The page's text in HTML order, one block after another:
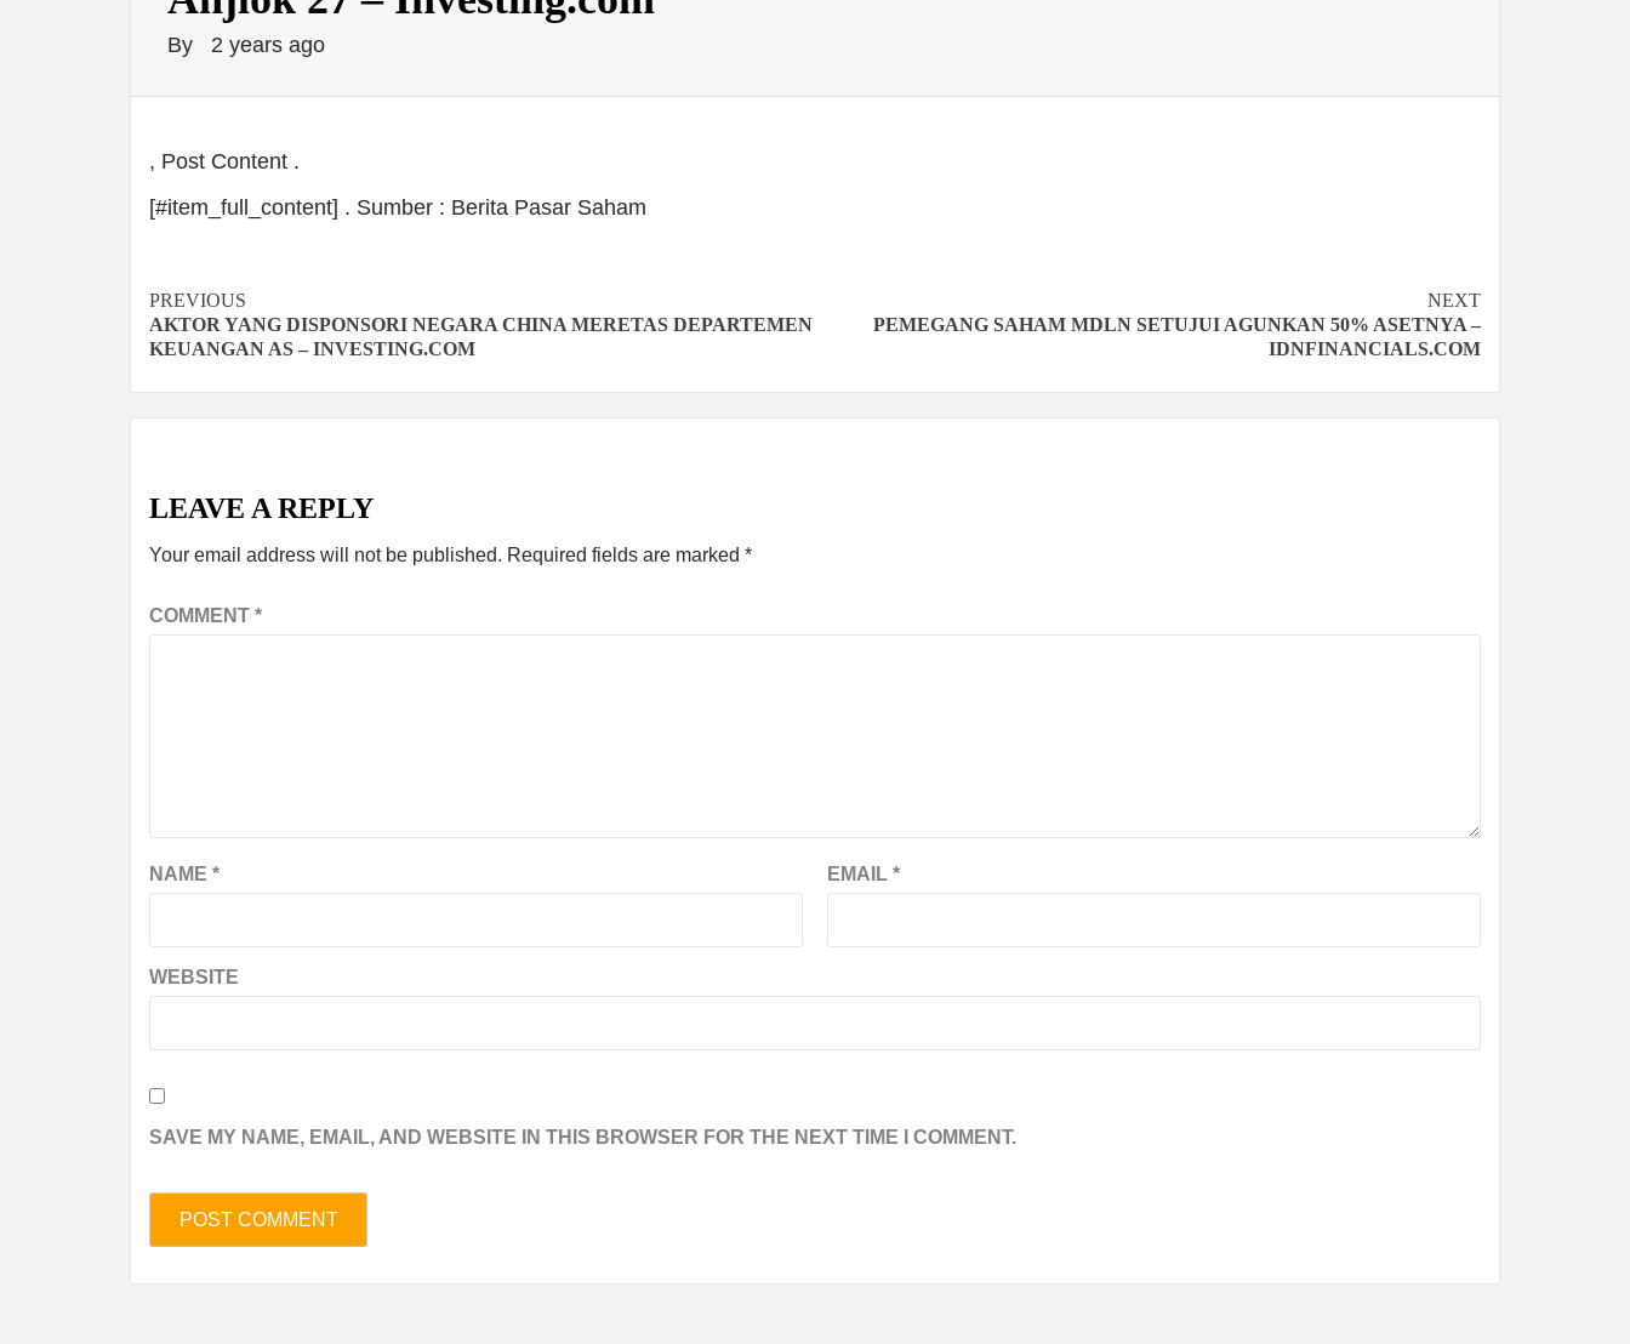
By 2 years ago
, Post Content .
[#item_full_content] . Sumber : Berita Pasar Saham
Continue
Reading
PREVIOUS
AKTOR YANG DISPONSORI NEGARA CHINA MERETAS DEPARTEMEN
KEUANGAN AS – INVESTING.COM
NEXT
PEMEGANG SAHAM MDLN SETUJUI AGUNKAN 50% ASETNYA –
IDNFINANCIALS.COM
LEAVE A REPLY
Your email address will not be published. Required fields are marked *
COMMENT *
NAME * EMAIL *
WEBSITE
SAVE MY NAME, EMAIL, AND WEBSITE IN THIS BROWSER FOR THE NEXT TIME I COMMENT.